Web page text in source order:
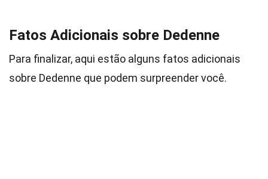
Fatos Adicionais sobre Dedenne
Para finalizar, aqui estão alguns fatos adicionais
sobre Dedenne que podem surpreender você.